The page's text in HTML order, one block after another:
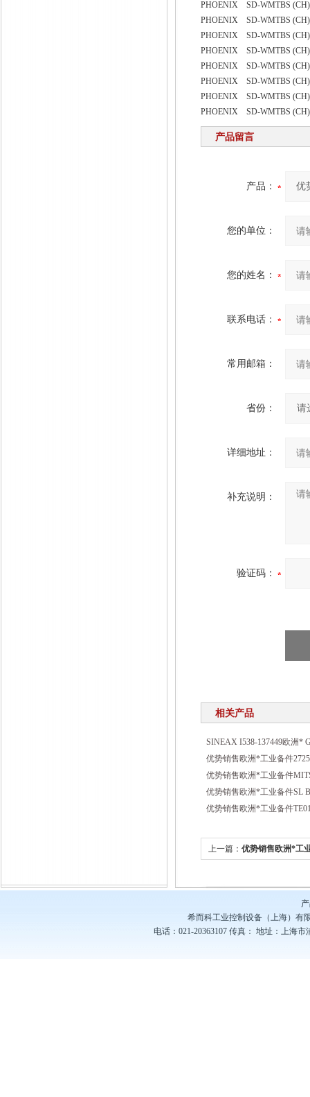
PHOENIX SD-WMTBS
PHOENIX SD-WMTBS
PHOENIX SD-WMTBS
PHOENIX SD-WMTBS
PHOENIX SD-WMTBS
PHOENIX SD-WMTBS
PHOENIX SD-WMTBS
PHOENIX SD-WMTBS
产品留言
产品：
您的单位：
您的姓名：
联系电话：
常用邮箱：
省份：
详细地址：
补充说明：
验证码：
相关产品
SINEAX I538-137449欧洲*
优势销售欧洲*工业备件
优势销售欧洲*工业备件
优势销售欧洲*工业备件SL
优势销售欧洲*工业备件
上一篇：优势销售欧洲*工
希而科工业控制设备（上海）有
电话：021-20363107 传真： 地址：上海市